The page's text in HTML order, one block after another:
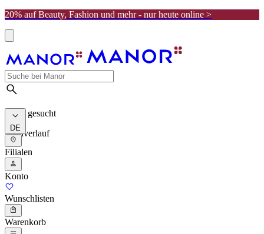
20% auf Beauty, Fashion und mehr - nur heute online >
Meist gesucht
Suchverlauf
DE
Filialen
Konto
Wunschlisten
Warenkorb